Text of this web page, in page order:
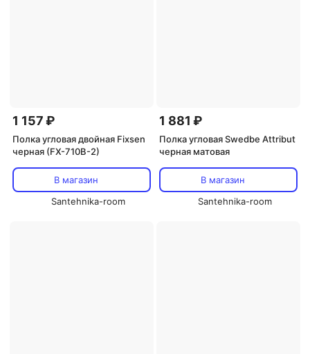
1 157 ₽
Полка угловая двойная Fixsen
черная (FX-710B-2)
В магазин
Santehnika-room
1 881 ₽
Полка угловая Swedbe Attribut
черная матовая
В магазин
Santehnika-room